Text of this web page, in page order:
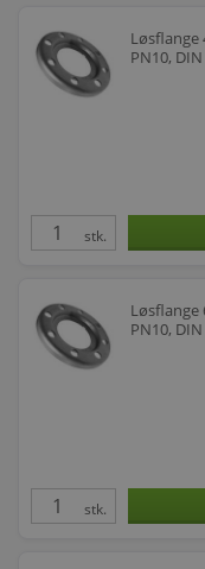
Løsflange
PN10,
stk.
Løsflange
PN10,
stk.